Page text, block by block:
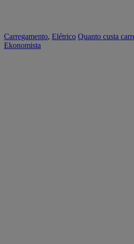
Carregamento, Elétrico Quanto custa
Ekonomista